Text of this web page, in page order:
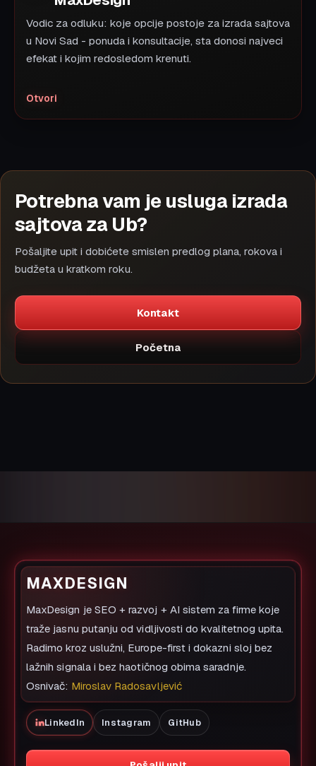
Vodic za odluku: koje opcije postoje za izrada sajtova
u Novi Sad - ponuda i konsultacije, sta donosi najveci
efekat i kojim redosledom krenuti.
Otvori
Potrebna vam je usluga izrada
sajtova za Ub?
Pošaljite upit i dobićete smislen predlog plana, rokova i
budžeta u kratkom roku.
Kontakt
Početna
MAXDESIGN
MaxDesign je SEO + razvoj + AI sistem za firme koje
traže jasnu putanju od vidljivosti do kvalitetnog upita.
Radimo kroz uslužni, Europe-first i dokazni sloj bez
lažnih signala i bez haotičnog obima saradnje.
Osnivač: Miroslav Radosavljević
LinkedIn Instagram GitHub